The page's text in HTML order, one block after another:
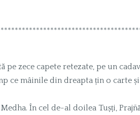
pe zece capete retezate, pe un
ce mâinile din dreapta țin o carte
În cel de-al doilea Tuṣṭi,